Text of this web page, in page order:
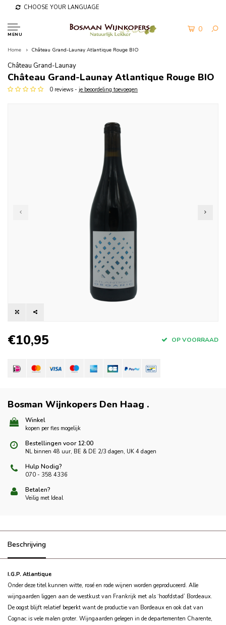
CHOOSE YOUR LANGUAGE
MENU
0
Home Château Grand-Launay Atlantique Rouge BIO
Château Grand-Launay
Château Grand-Launay Atlantique Rouge BIO
0 reviews - je beoordeling toevoegen
€10,95 OP VOORRAAD
Bosman Wijnkopers Den Haag .
Winkel
kopen per fles mogelijk
Bestellingen voor 12:00
NL binnen 48 uur, BE & DE 2/3 dagen, UK 4 dagen
Hulp Nodig?
070 - 358 4336
Betalen?
Veilig met Ideal
Beschrijving
I.G.P. Atlantique
Onder deze titel kunnen witte, rosé en rode wijnen worden geproduceerd. Alle
wijngaarden liggen aan de westkust van Frankrijk met als ‘hoofdstad’ Bordeaux.
De oogst blijft relatief beperkt want de productie van Bordeaux en ook dat van
Cognac is vele malen groter. Wijngaarden gelegen in de departementen Charente,